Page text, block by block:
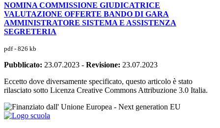
NOMINA COMMISSIONE GIUDICATRICE
VALUTAZIONE OFFERTE BANDO DI GARA
AMMINISTRATORE SISTEMA E ASSISTENZA
SEGRETERIA
pdf - 826 kb
Pubblicato: 23.07.2023 - Revisione: 23.07.2023
Eccetto dove diversamente specificato, questo articolo è stato
rilasciato sotto Licenza Creative Commons Attribuzione 3.0 Italia.